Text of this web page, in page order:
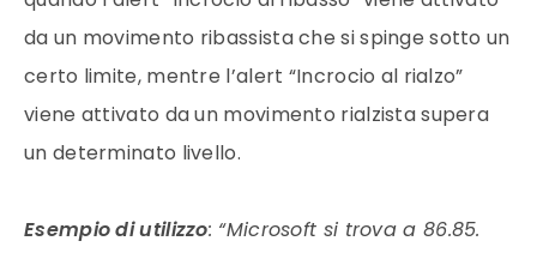
da un movimento ribassista che si spinge sotto un
certo limite, mentre l’alert “Incrocio al rialzo”
viene attivato da un movimento rialzista supera
un determinato livello.
Esempio di utilizzo: “Microsoft si trova a 86.85.